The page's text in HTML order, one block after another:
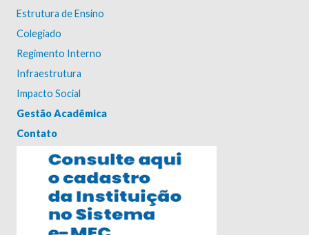
Estrutura de Ensino
Colegiado
Regimento Interno
Infraestrutura
Impacto Social
Gestão Acadêmica
Contato